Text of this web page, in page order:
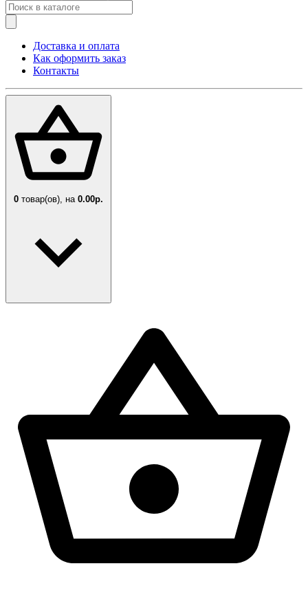
Доставка и оплата
Как оформить заказ
Контакты
0 товар(ов), на 0.00р.